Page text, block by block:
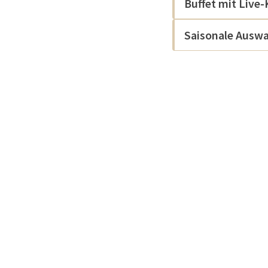
Buffet mit Live-
Saisonale